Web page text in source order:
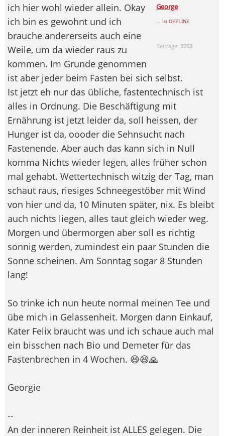
George
... ist OFFLINE
Beiträge: 3263
ich hier wohl wieder allein. Okay
ich bin es gewohnt und ich
brauche andererseits auch eine
Weile, um da wieder raus zu
kommen. Im Grunde genommen
ist aber jeder beim Fasten bei sich selbst.
Ist jetzt eh nur das übliche, fastentechnisch ist
alles in Ordnung. Die Beschäftigung mit
Ernährung ist jetzt leider da, soll heissen, der
Hunger ist da, oooder die Sehnsucht nach
Fastenende. Aber auch das kann sich in Null
komma Nichts wieder legen, alles früher schon
mal gehabt. Wettertechnisch witzig der Tag, man
schaut raus, riesiges Schneegestöber mit Wind
von hier und da, 10 Minuten später, nix. Es bleibt
auch nichts liegen, alles taut gleich wieder weg.
Morgen und übermorgen aber soll es richtig
sonnig werden, zumindest ein paar Stunden die
Sonne scheinen. Am Sonntag sogar 8 Stunden
lang!
So trinke ich nun heute normal meinen Tee und
übe mich in Gelassenheit. Morgen dann Einkauf,
Kater Felix braucht was und ich schaue auch mal
ein bisschen nach Bio und Demeter für das
Fastenbrechen in 4 Wochen. 😆😆🙏
Georgie
--
An der inneren Reinheit ist ALLES gelegen. Die